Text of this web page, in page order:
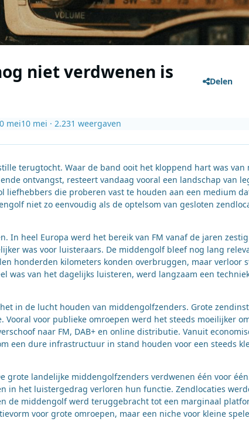
niet verdwenen is Delen
mei10 mei · 2.231 weergaven
terugtocht. Waar de band ooit het kloppend hart was van
ontvangst, resteert vandaag vooral een landschap van
liefhebbers die proberen vast te houden aan een medium
niet zo eenvoudig als de optelsom van gesloten
In heel Europa werd het bereik van FM vanaf de jaren
was voor luisteraars. De middengolf bleef nog lang
honderden kilometers konden overbruggen, maar verloor
was van het dagelijks luisteren, werd langzaam een
in de lucht houden van middengolfzenders. Grote
voor publieke omroepen werd het steeds moeilijker
naar FM, DAB+ en online distributie. Vanuit
een dure infrastructuur in stand houden voor een steeds
grote landelijke middengolfzenders verdwenen één voor
in het luistergedrag verloren hun functie. Zendlocaties
de middengolf werd teruggebracht tot een marginaal
voor grote omroepen, maar een niche voor kleine